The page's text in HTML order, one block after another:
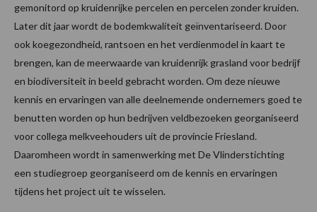
gemonitord op kruidenrijke percelen en percelen zonder kruiden.
Later dit jaar wordt de bodemkwaliteit geïnventariseerd. Door
ook koegezondheid, rantsoen en het verdienmodel in kaart te
brengen, kan de meerwaarde van kruidenrijk grasland voor bedrijf
en biodiversiteit in beeld gebracht worden. Om deze nieuwe
kennis en ervaringen van alle deelnemende ondernemers goed te
benutten worden op hun bedrijven veldbezoeken georganiseerd
voor collega melkveehouders uit de provincie Friesland.
Daaromheen wordt in samenwerking met De Vlinderstichting
een studiegroep georganiseerd om de kennis en ervaringen
tijdens het project uit te wisselen.